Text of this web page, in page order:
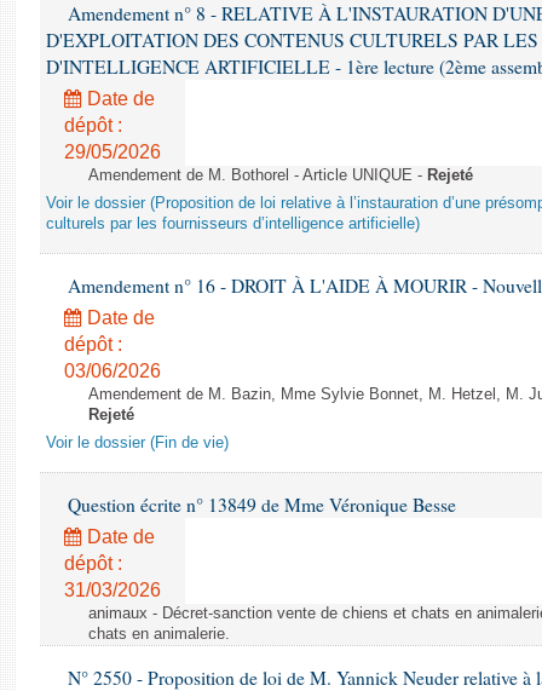
Amendement n° 8 - RELATIVE À L'INSTAURATION
D'EXPLOITATION DES CONTENUS CULTURELS PAR LES
D'INTELLIGENCE ARTIFICIELLE - 1ère lecture (2ème
Date de
dépôt :
29/05/2026
Amendement de M. Bothorel - Article UNIQUE - Rejeté
Voir le dossier (Proposition de loi relative à l’instauration d’une
culturels par les fournisseurs d’intelligence artificielle)
Amendement n° 16 - DROIT À L'AIDE À MOURIR -
Date de
dépôt :
03/06/2026
Amendement de M. Bazin, Mme Sylvie Bonnet, M. Hetzel, M.
Rejeté
Voir le dossier (Fin de vie)
Question écrite n° 13849 de Mme Véronique Besse
Date de
dépôt :
31/03/2026
animaux - Décret-sanction vente de chiens et chats en
chats en animalerie.
N° 2550 - Proposition de loi de M. Yannick Neuder relative à